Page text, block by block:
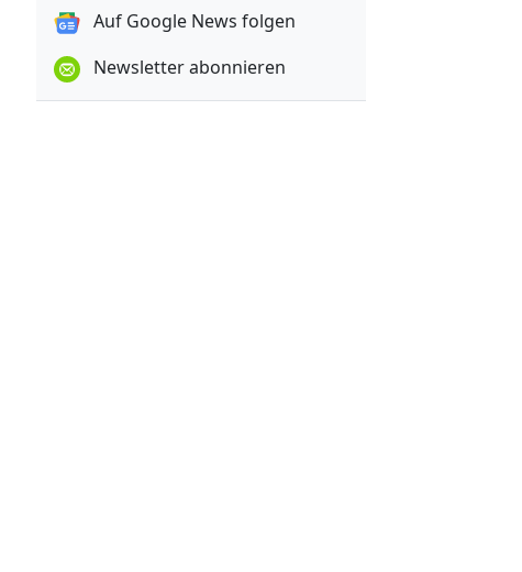
Auf Google News folgen
Newsletter abonnieren